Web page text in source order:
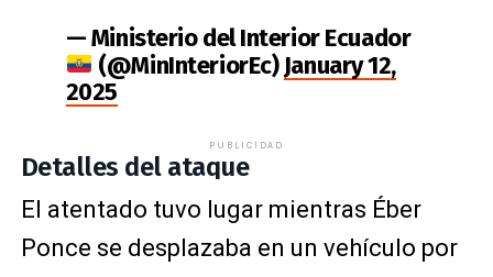
— Ministerio del Interior Ecuador
(@MinInteriorEc)January 12,
2025
PUBLICIDAD
Detalles del ataque
El atentado tuvo lugar mientras Éber
Ponce se desplazaba en un vehículo por